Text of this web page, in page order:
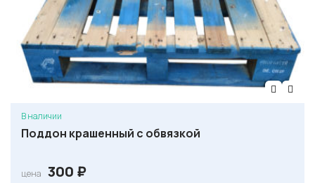
В наличии
Поддон крашенный с обвязкой
цена 300 ₽